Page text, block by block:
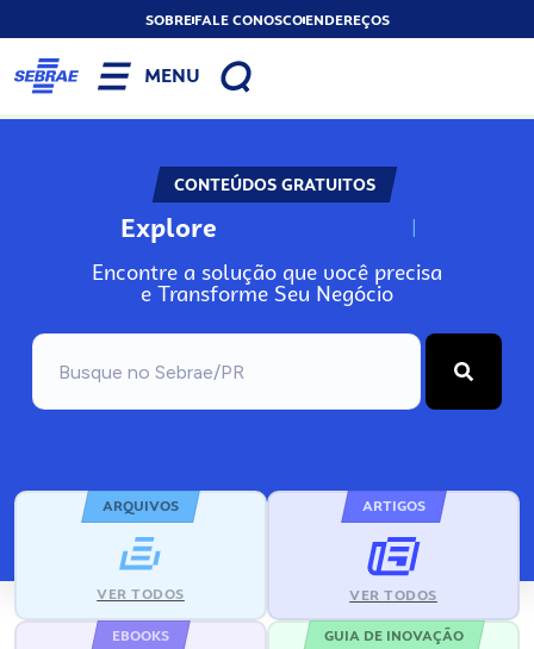
SOBREFALE CONOSCOENDEREÇOS
MENU
CONTEÚDOS GRATUITOS
Explore N
Encontre a solução que você precisa
e Transforme Seu Negócio
ARQUIVOS
VER TODOS
ARTIGOS
VER TODOS
EBOOKS GUIA DE INOVAÇÃO